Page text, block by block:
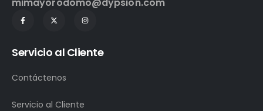
mimayorodomo@dypsion.com
Servicio al Cliente
Contáctenos
Servicio al Cliente